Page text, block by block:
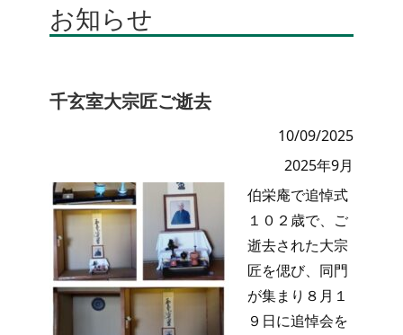
お知らせ
千玄室大宗匠ご逝去
10/09/2025
2025年9月
伯栄庵で追悼式
１０２歳で、ご
逝去された大宗
匠を偲び、同門
が集まり８月１
９日に追悼会を